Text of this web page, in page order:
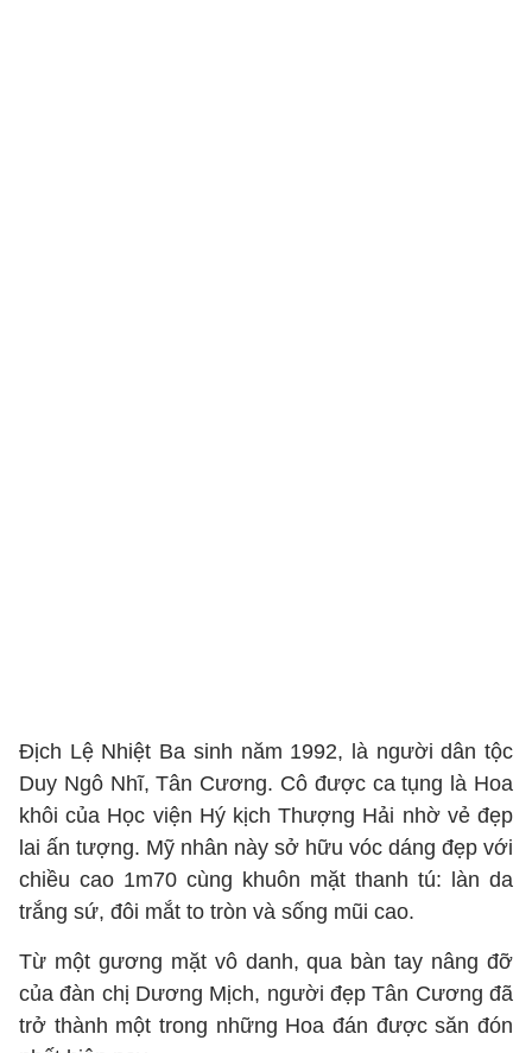
Địch Lệ Nhiệt Ba sinh năm 1992, là người dân tộc
Duy Ngô Nhĩ, Tân Cương. Cô được ca tụng là Hoa
khôi của Học viện Hý kịch Thượng Hải nhờ vẻ đẹp
lai ấn tượng. Mỹ nhân này sở hữu vóc dáng đẹp với
chiều cao 1m70 cùng khuôn mặt thanh tú: làn da
trắng sứ, đôi mắt to tròn và sống mũi cao.
Từ một gương mặt vô danh, qua bàn tay nâng đỡ
của đàn chị Dương Mịch, người đẹp Tân Cương đã
trở thành một trong những Hoa đán được săn đón